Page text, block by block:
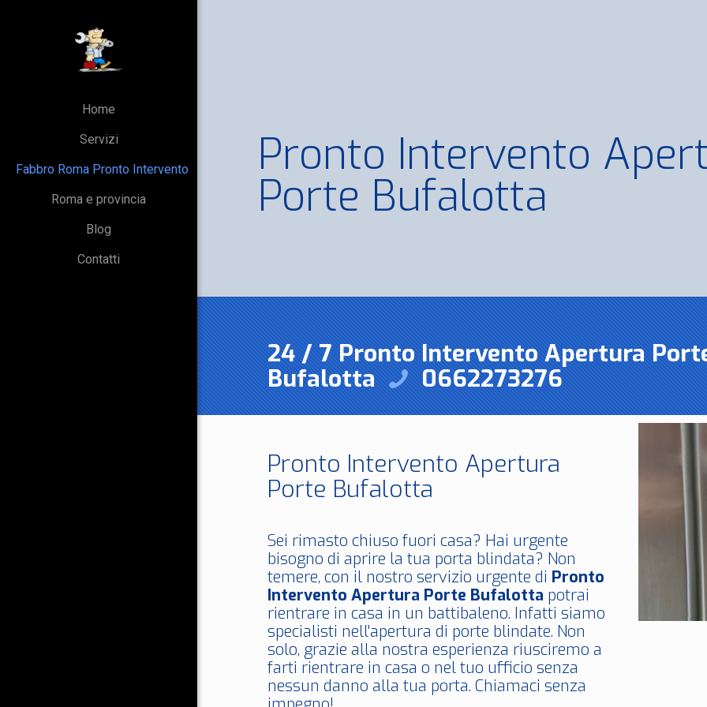
Home
Servizi
Fabbro Roma Pronto Intervento
Roma e provincia
Blog
Contatti
Pronto Intervento
Porte Bufalotta
24 / 7 Pronto Intervento Apertura
Bufalotta
0662273276
Pronto Intervento Apertura
Porte Bufalotta
Sei rimasto chiuso fuori casa? Hai urgente
bisogno di aprire la tua porta blindata? Non
temere, con il nostro servizio urgente di Pronto
Intervento Apertura Porte Bufalotta potrai
rientrare in casa in un battibaleno. Infatti siamo
specialisti nell'apertura di porte blindate. Non
solo, grazie alla nostra esperienza riusciremo a
farti rientrare in casa o nel tuo ufficio senza
nessun danno alla tua porta. Chiamaci senza